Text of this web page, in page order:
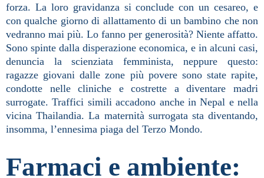
forza. La loro gravidanza si conclude con un cesareo, e
con qualche giorno di allattamento di un bambino che non
vedranno mai più. Lo fanno per generosità? Niente affatto.
Sono spinte dalla disperazione economica, e in alcuni casi,
denuncia la scienziata femminista, neppure questo:
ragazze giovani dalle zone più povere sono state rapite,
condotte nelle cliniche e costrette a diventare madri
surrogate. Traffici simili accadono anche in Nepal e nella
vicina Thailandia. La maternità surrogata sta diventando,
insomma, l’ennesima piaga del Terzo Mondo.
Farmaci e ambiente: